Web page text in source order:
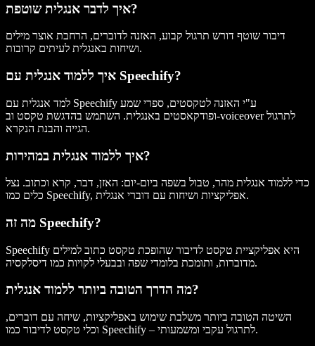
איך לדבר אנגלית שוטפת?
דיבור שוטף דורש תרגול קבוע, האזנה לדוברים, הרחבת אוצר מילים
ושיחות באנגלית לעיתים קרובות.
איך ללמוד אנגלית עם Speechify?
למד אנגלית עם Speechify ע"י האזנה לטקסטים, ספרי שמע
ופודקאסטים באנגלית. השתמש בהדגשת טקסט וב-voiceover לתרגול
הגייה והבנת הנקרא.
איך ללמוד אנגלית במהירות?
כדי ללמוד אנגלית מהר, טבול בשפה ביום-יום: האזן, דבר, קרא וכתוב. נצל
כלים כמו Speechify, אפליקציות ושיחות עם דוברי אנגלית.
מה זה Speechify?
Speechify היא אפליקציית טקסט לדיבור שהופכת טקסט כתוב למילים
מדוברות, ותומכת בלומדי שפה ובבעלי לקויות כמו דיסלקסיה.
מה הדרך הטובה ביותר ללמוד אנגלית?
השיטה הטובה ביותר משלבת שימוש באפליקציות, שיחה עם דוברים,
וכלי טקסט לדיבור כמו Speechify – לתרגול עקבי ומשמעותי.